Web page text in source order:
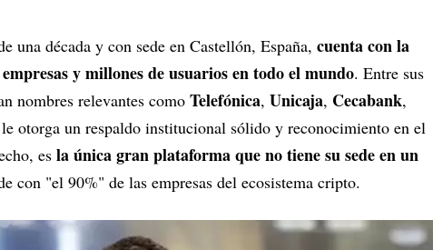
una década y con sede en Castellón, España, cuenta con la
y millones de usuarios en todo el mundo. Entre sus
nombres relevantes como Telefónica, Unicaja, Cecabank,
otorga un respaldo institucional sólido y reconocimiento en el
es la única gran plataforma que no tiene su sede en un
con "el 90%" de las empresas del ecosistema cripto.